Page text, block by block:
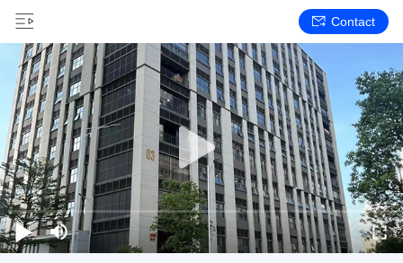
Contact